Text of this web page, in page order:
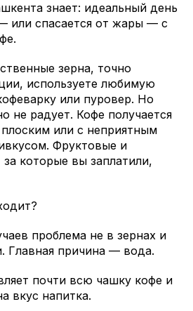
знает: идеальный день
или спасается от жары — с
зерна, точно
используете любимую
или пуровер. Но
не радует. Кофе получается
или с неприятным
Фруктовые и
которые вы заплатили,
проблема не в зернах и
Главная причина — вода.
почти всю чашку кофе и
вкус напитка.